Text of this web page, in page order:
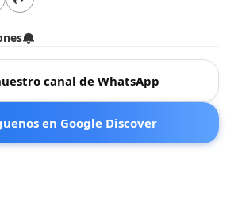
canal de WhatsApp
en Google Discover